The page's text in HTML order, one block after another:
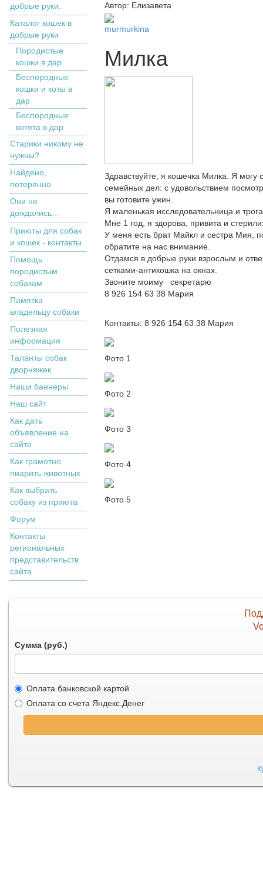
добрые руки.
Кaтaлoг кoшек в
дoбрыe рyки
Пopoдистыe
кoшки в дaр
Бecпopoдныe
кoшки и коты в
дap
Беспородные
котята в дар
Старики никому не
нужны?
Найдено,
потерянно
Они не
дождались...
Приюты для собак
и кошек - контакты
Помощь
породистым
собакам
Памятка
владельцу собаки
Полезная
информация
Таланты собак
дворняжек
Наши баннеры
Наш сайт
Как дать
объявление на
сайте
Как грамотно
пиарить животных
Как выбрать
собаку из приюта
Форум
Контакты
региональных
представительств
сайта
Автор: Елизавета
murmurkina
Милка
Здравствуйте, я кошечка Милка. Я могу
семейных дел: с удовольствием
вы готовите ужин.
Я маленькая исследовательница и
Мне 1 год, я здорова, привита и
У меня есть брат Майкл и сестра Мия,
обратите на нас внимание.
Отдамся в добрые руки взрослым и
сетками-антикошка на окнах.
Звоните моиму секретарю
8 926 154 63 38 Мария
Контакты: 8 926 154 63 38 Мария
Фото 1
Фото 2
Фото 3
Фото 4
Фото 5
Сумма (руб.)
Оплата банковской картой
Оплата со счета Яндекс.Денег